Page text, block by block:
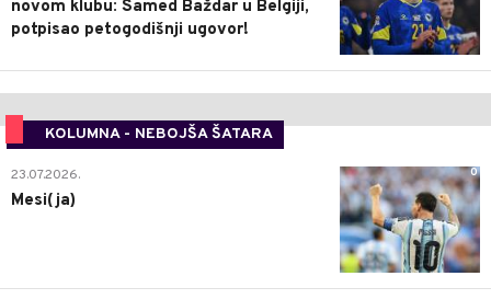
novom klubu: Samed Baždar u Belgiji,
potpisao petogodišnji ugovor!
KOLUMNA - NEBOJŠA ŠATARA
0
23.07.2026.
Mesi(ja)